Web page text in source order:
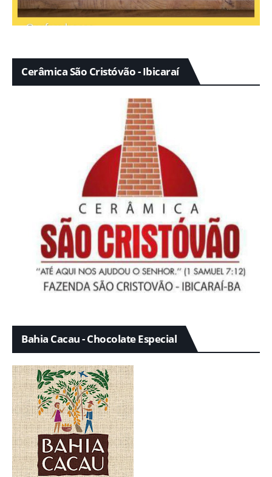
Cerâmica São Cristóvão - Ibicaraí
Bahia Cacau - Chocolate Especial